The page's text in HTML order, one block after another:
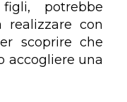
potrebbe
realizzare con
scoprire che
accogliere una